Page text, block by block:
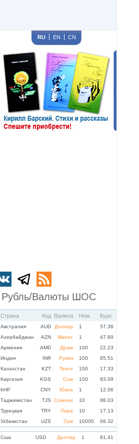
RU EN CN
Рубль/Валюты ШОС
Страна Код Валюта Ном. Курс
Австралия AUD Доллар 1
57.38
Азербайджан
AZN Манат 1
47.89
Армения
AMD Драм 100
22.23
Индия
INR Рупия 100
85.51
Казахстан
KZT Тенге 100
17.33
Киргизия
KGS Сом 100
93.09
КНР
CNY Юань 1
12.06
Таджикистан
TJS Сомони 10
88.03
Турецкая
TRY Лира 10
17.13
Узбекистан
UZS Сум 10000 68.32
Cша USD Доллар 1
81.41